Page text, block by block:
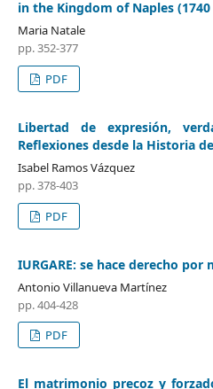
in the Kingdom of Naples (1740
Maria Natale
pp. 352-377
PDF
Libertad de expresión,
Reflexiones desde la Historia
Isabel Ramos Vázquez
pp. 378-403
PDF
IURGARE: se hace derecho
Antonio Villanueva Martínez
pp. 404-428
PDF
El matrimonio precoz y